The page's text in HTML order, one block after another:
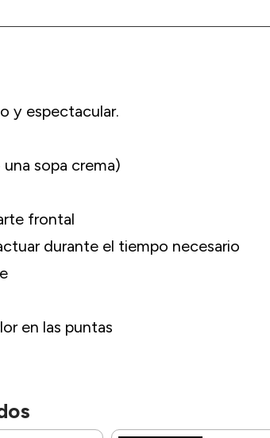
y espectacular.
sopa crema)
frontal
durante el tiempo necesario
en las puntas